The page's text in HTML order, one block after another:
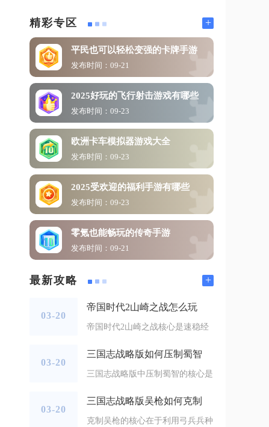
精彩专区 +
平民也可以轻松变强的卡牌手游
发布时间：09-21
2025好玩的飞行射击游戏有哪些
发布时间：09-23
欧洲卡车模拟器游戏大全
发布时间：09-23
2025受欢迎的福利手游有哪些
发布时间：09-23
零氪也能畅玩的传奇手游
发布时间：09-21
最新攻略 +
03-20
帝国时代2山崎之战怎么玩
帝国时代2山崎之战核心是速稳经
03-20
三国志战略版如何压制蜀智
三国志战略版中压制蜀智的核心是
03-20
三国志战略版吴枪如何克制
克制吴枪的核心在于利用弓兵兵种